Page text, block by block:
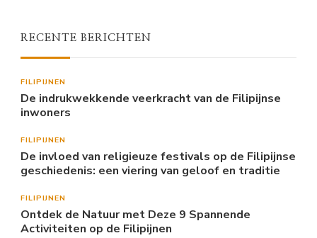
RECENTE BERICHTEN
FILIPIJNEN
De indrukwekkende veerkracht van de Filipijnse
inwoners
FILIPIJNEN
De invloed van religieuze festivals op de Filipijnse
geschiedenis: een viering van geloof en traditie
FILIPIJNEN
Ontdek de Natuur met Deze 9 Spannende
Activiteiten op de Filipijnen